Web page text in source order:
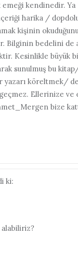
emeği kendinedir. Ya
harika /
kişinin
Bilginin bedelini de
Kesinlikle büyük
sunulmuş bu
yazarı köreltmek/
Ellerinize ve
bize
ki:
alabiliriz?